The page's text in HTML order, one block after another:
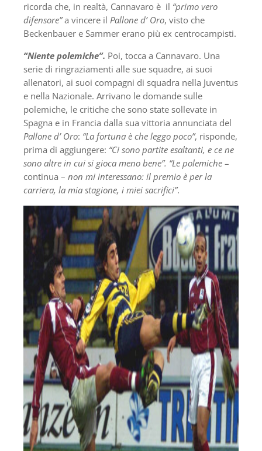
ricorda che, in realtà, Cannavaro è il “primo vero
difensore”a vincere il Pallone d’ Oro, visto che
Beckenbauer e Sammer erano più ex centrocampisti.
“Niente polemiche”. Poi, tocca a Cannavaro. Una
serie di ringraziamenti alle sue squadre, ai suoi
allenatori, ai suoi compagni di squadra nella Juventus
e nella Nazionale. Arrivano le domande sulle
polemiche, le critiche che sono state sollevate in
Spagna e in Francia dalla sua vittoria annunciata del
Pallone d’ Oro: “La fortuna è che leggo poco”, risponde,
prima di aggiungere: “Ci sono partite esaltanti, e ce ne
sono altre in cui si gioca meno bene”. “Le polemiche –
continua – non mi interessano: il premio è per la
carriera, la mia stagione, i miei sacrifici”.